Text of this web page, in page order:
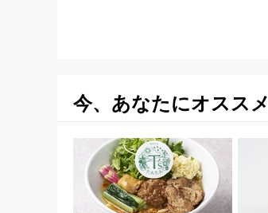
今、あなたにオススメ